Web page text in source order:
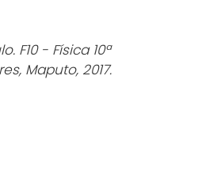
F10 - Física 10ª
Maputo, 2017.